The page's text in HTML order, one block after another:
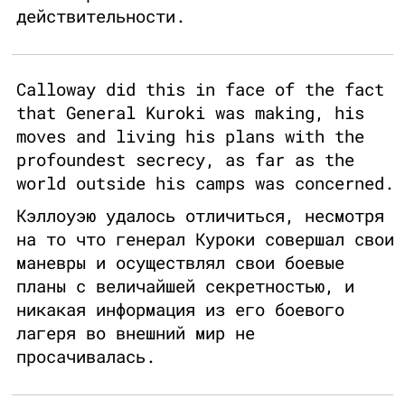
действительности.
Calloway did this in face of the fact
that General Kuroki was making, his
moves and living his plans with the
profoundest secrecy, as far as the
world outside his camps was concerned.
Кэллоуэю удалось отличиться, несмотря
на то что генерал Куроки совершал свои
маневры и осуществлял свои боевые
планы с величайшей секретностью, и
никакая информация из его боевого
лагеря во внешний мир не
просачивалась.